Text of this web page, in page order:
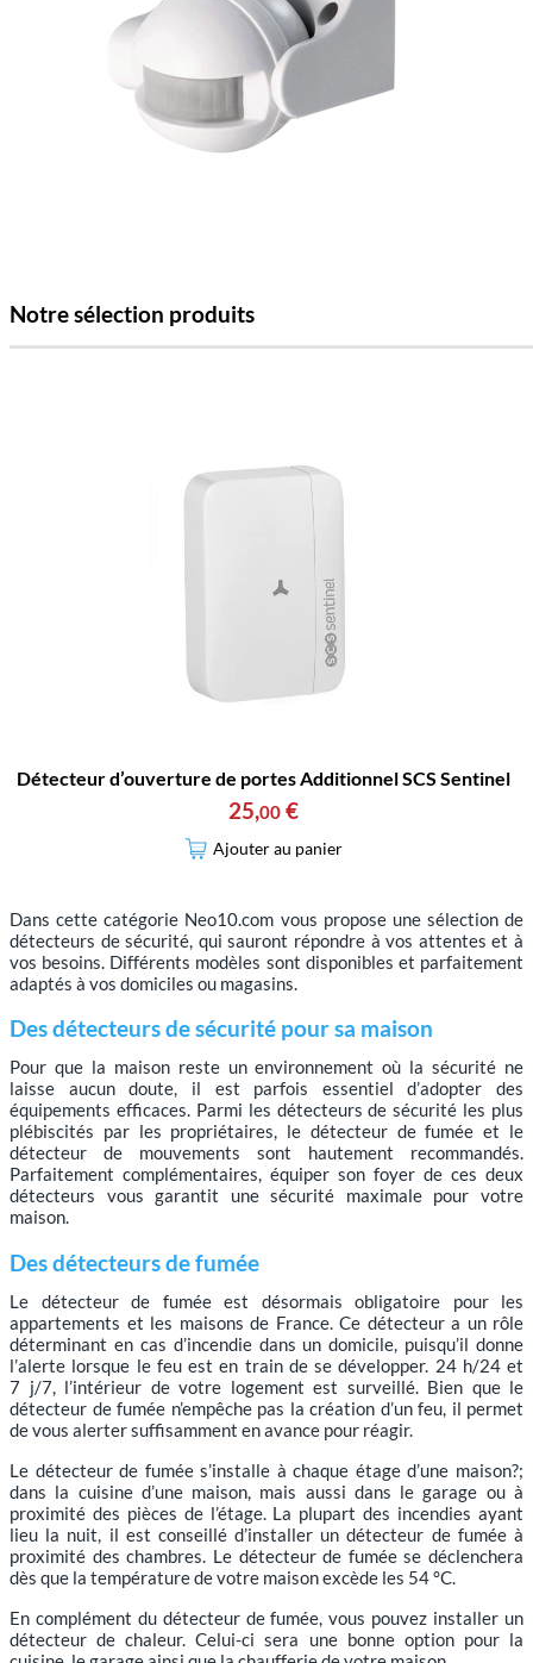
Notre sélection produits
Détecteur d’ouverture de portes Additionnel SCS Sentinel
25,00 €
Ajouter au panier
Dans cette catégorie Neo10.com vous propose une sélection de
détecteurs de sécurité, qui sauront répondre à vos attentes et à
vos besoins. Différents modèles sont disponibles et parfaitement
adaptés à vos domiciles ou magasins.
Des détecteurs de sécurité pour sa maison
Pour que la maison reste un environnement où la sécurité ne
laisse aucun doute, il est parfois essentiel d’adopter des
équipements efficaces. Parmi les détecteurs de sécurité les plus
plébiscités par les propriétaires, le détecteur de fumée et le
détecteur de mouvements sont hautement recommandés.
Parfaitement complémentaires, équiper son foyer de ces deux
détecteurs vous garantit une sécurité maximale pour votre
maison.
Des détecteurs de fumée
Le détecteur de fumée est désormais obligatoire pour les
appartements et les maisons de France. Ce détecteur a un rôle
déterminant en cas d’incendie dans un domicile, puisqu’il donne
l’alerte lorsque le feu est en train de se développer. 24 h/24 et
7 j/7, l’intérieur de votre logement est surveillé. Bien que le
détecteur de fumée n’empêche pas la création d’un feu, il permet
de vous alerter suffisamment en avance pour réagir.
Le détecteur de fumée s’installe à chaque étage d’une maison?;
dans la cuisine d’une maison, mais aussi dans le garage ou à
proximité des pièces de l’étage. La plupart des incendies ayant
lieu la nuit, il est conseillé d’installer un détecteur de fumée à
proximité des chambres. Le détecteur de fumée se déclenchera
dès que la température de votre maison excède les 54 °C.
En complément du détecteur de fumée, vous pouvez installer un
détecteur de chaleur. Celui-ci sera une bonne option pour la